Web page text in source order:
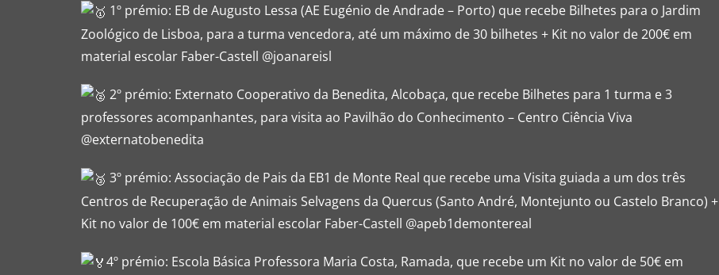
1º prémio: EB de Augusto Lessa (AE Eugénio de Andrade – Porto) que recebe Bilhetes para o Jardim
Zoológico de Lisboa, para a turma vencedora, até um máximo de 30 bilhetes + Kit no valor de 200€ em
material escolar Faber-Castell @joanareisl
2º prémio: Externato Cooperativo da Benedita, Alcobaça, que recebe Bilhetes para 1 turma e 3
professores acompanhantes, para visita ao Pavilhão do Conhecimento – Centro Ciência Viva
@externatobenedita
3º prémio: Associação de Pais da EB1 de Monte Real que recebe uma Visita guiada a um dos três
Centros de Recuperação de Animais Selvagens da Quercus (Santo André, Montejunto ou Castelo Branco) +
Kit no valor de 100€ em material escolar Faber-Castell @apeb1demontereal
4º prémio: Escola Básica Professora Maria Costa, Ramada, que recebe um Kit no valor de 50€ em